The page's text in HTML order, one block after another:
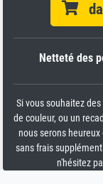
Netteté des
Si vous souhaitez
de couleur, ou un
nous serons
sans frais
n'hésitez